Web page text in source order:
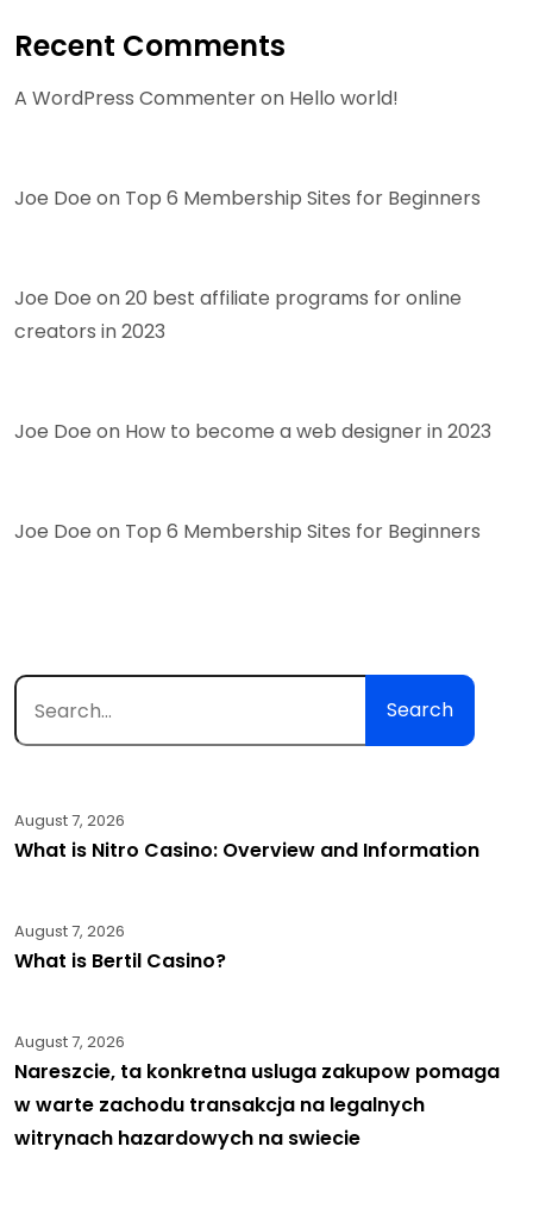
Recent Comments
A WordPress Commenteron Hello world!
Joe Doe on Top 6 Membership Sites for Beginners
Joe Doe on20 best affiliate programs for online
creators in 2023
Joe Doe on How to become a web designer in 2023
Joe Doe on Top 6 Membership Sites for Beginners
Search
August 7, 2026
What is Nitro Casino: Overview and Information
August 7, 2026
What is Bertil Casino?
August 7, 2026
Nareszcie, ta konkretna usluga zakupow pomaga
w warte zachodu transakcja na legalnych
witrynach hazardowych na swiecie